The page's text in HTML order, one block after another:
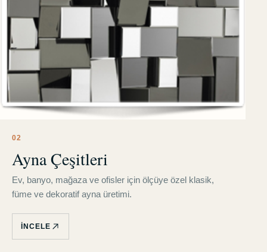
02
Ayna Çeşitleri
Ev, banyo, mağaza ve ofisler için ölçüye özel klasik,
füme ve dekoratif ayna üretimi.
İNCELE